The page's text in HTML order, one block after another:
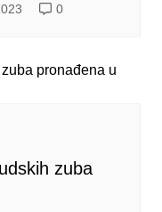
0
zuba